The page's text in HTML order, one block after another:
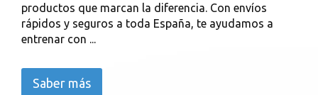
productos que marcan la diferencia. Con envíos
rápidos y seguros a toda España, te ayudamos a
entrenar con ...
Saber más